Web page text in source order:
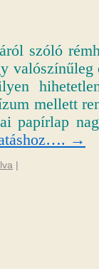
szóló
mellett
papírlap
→
|